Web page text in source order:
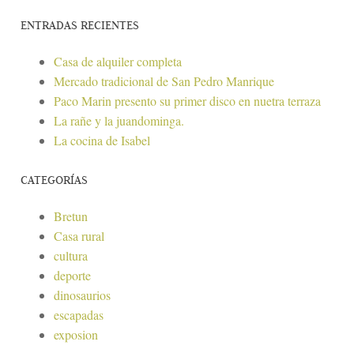
ENTRADAS RECIENTES
Casa de alquiler completa
Mercado tradicional de San Pedro Manrique
Paco Marin presento su primer disco en nuetra terraza
La rañe y la juandominga.
La cocina de Isabel
CATEGORÍAS
Bretun
Casa rural
cultura
deporte
dinosaurios
escapadas
exposion